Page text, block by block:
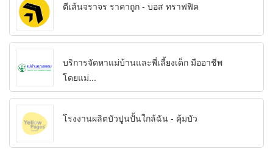
ตีเส้นจราจร ราคาถูก - บอส ทราฟฟิค
บริการจัดหาแม่บ้านและพี่เลี้ยงเด็ก มืออาชีพ
โดยแม่...
โรงงานผลิตบัวปูนปั้นใกล้ฉัน - คุ้มบัว